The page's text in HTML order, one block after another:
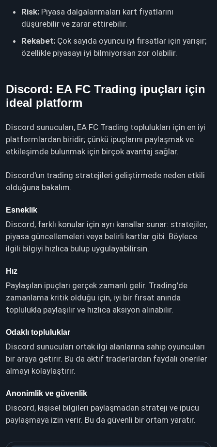
Risk: Piyasa dalgalanmaları kart fiyatlarını
düşürebilir ve zarar ettirebilir.
Rekabet: Çok sayıda oyuncu iyi fırsatlar için yarışır;
özellikle piyasayı iyi bilmiyorsan zor olabilir.
Discord: EA FC Trading ipuçları için
ideal platform
Discord sunucuları, EA FC Trading toplulukları için en iyi
platformlardan biridir; çünkü ipuçlarını paylaşmak ve
etkileşimde bulunmak için birçok avantaj sağlar.
Discord'un trading stratejileri geliştirmede neden etkili
olduğuna bakalım.
Esneklik
Discord, farklı konular için ayrı kanallar sunar: stratejiler,
piyasa güncellemeleri veya belirli kartlar gibi. Böylece
ilgili bilgiyi hızlıca bulup uygulayabilirsin.
Hız
Paylaşılan ipuçları gerçek zamanlı gelir. Trading'de
zamanlama kritik olduğu için, iyi bir fırsat anında
toplulukla paylaşılır ve hızlıca aksiyon alınabilir.
Odaklı topluluklar
Discord sunucuları ortak ilgi alanlarına sahip oyuncuları
bir araya getirir. Bu da aktif traderlardan faydalı öneriler
almayı kolaylaştırır.
Anonimlik ve güvenlik
Discord, kişisel bilgileri paylaşmadan strateji ve ipucu
paylaşmaya izin verir. Bu da güvenli bir ortam yaratır.